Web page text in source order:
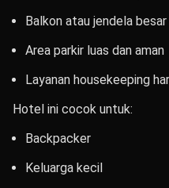
Balkon atau jendela
Area parkir luas dan aman
Layanan housekeeping
Hotel ini cocok untuk:
Backpacker
Keluarga kecil